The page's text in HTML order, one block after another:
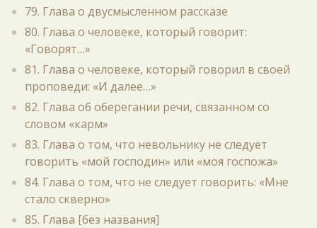
79. Глава о двусмысленном рассказе
80. Глава о человеке, который говорит:
«Говорят…»
81. Глава о человеке, который говорил в своей
проповеди: «И далее…»
82. Глава об оберегании речи, связанном со
словом «карм»
83. Глава о том, что невольнику не следует
говорить «мой господин» или «моя госпожа»
84. Глава о том, что не следует говорить: «Мне
стало скверно»
85. Глава [без названия]